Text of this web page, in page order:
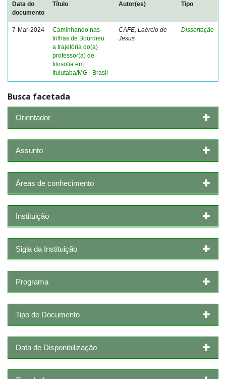
Data do
documento
Título Autor(es) Tipo
7-Mar-2024
Caminhando nas
trilhas de Bourdieu:
a trajetória do(a)
professor(a) de
filosofia em
Ituiutaba/MG - Brasil
CAFE, Laércio de
Jesus
Dissertação
Busca facetada
Orientador
Assunto
Áreas de conhecimento
Instituição
Sigla da Instituição
Programa
Tipo de Documento
Data de Disponibilização